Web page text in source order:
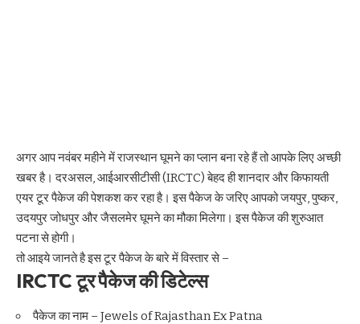
अगर आप नवंबर महीने में राजस्थान घूमने का प्लान बना रहे हैं तो आपके लिए अच्छी
खबर है। दरअसल, आईआरसीटीसी (IRCTC) बेहद ही शानदार और किफायती
एयर टूर पैकेज की पेशकश कर रहा है। इस पैकेज के जरिए आपको जयपुर, पुष्कर,
उदयपुर जोधपुर और जैसलमेर घूमने का मौका मिलेगा। इस पैकेज की शुरुआत
पटना से होगी।
तो आइये जानते है इस टूर पैकेज के बारे में विस्तार से –
IRCTC टूर पैकेज की डिटेल्स
पैकेज का नाम – Jewels of Rajasthan Ex Patna